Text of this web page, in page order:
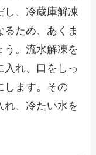
し、冷蔵庫解凍
ため、あくま
う。流水解凍を
入れ、口をしっ
します。その
れ、冷たい水を